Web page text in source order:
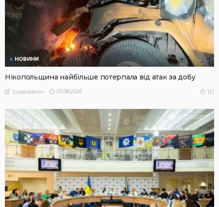
НОВИНИ
Нікопольщина найбільше потерпала від атак за добу
Superadmin 05.08.2026 121